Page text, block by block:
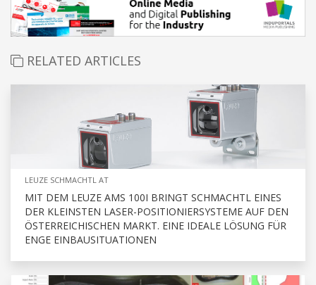
RELATED ARTICLES
LEUZE SCHMACHTL AT
MIT DEM LEUZE AMS 100I BRINGT SCHMACHTL EINES
DER KLEINSTEN LASER-POSITIONIERSYSTEME AUF DEN
ÖSTERREICHISCHEN MARKT. EINE IDEALE LÖSUNG FÜR
ENGE EINBAUSITUATIONEN